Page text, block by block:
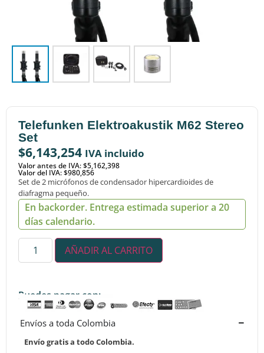
Telefunken Elektroakustik M62 Stereo
Set
$6,143,254 IVA incluido
Valor antes de IVA: $5,162,398
Valor del IVA: $980,856
Set de 2 micrófonos de condensador hipercardioides de
diafragma pequeño.
En backorder. Entrega estimada superior a 20
días calendario.
AÑADIR AL CARRITO
Puedes pagar con:
Envíos a toda Colombia
Envío gratis a todo Colombia.